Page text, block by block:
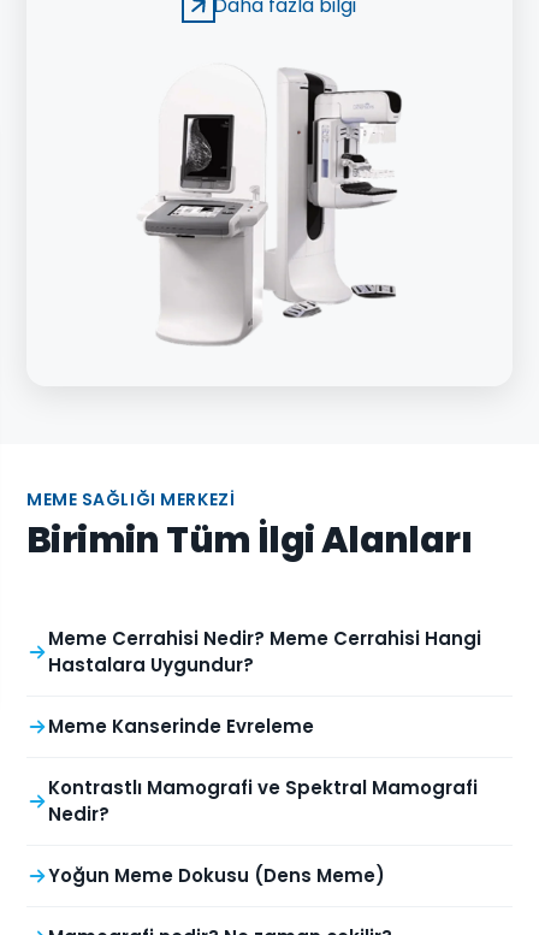
kullanılan tanı yöntemi.
Daha fazla bilgi
MEME SAĞLIĞI MERKEZI
Birimin Tüm İlgi Alanları
Meme Cerrahisi Nedir? Meme Cerrahisi Hangi
Hastalara Uygundur?
Meme Kanserinde Evreleme
Kontrastlı Mamografi ve Spektral Mamografi
Nedir?
Yoğun Meme Dokusu (Dens Meme)